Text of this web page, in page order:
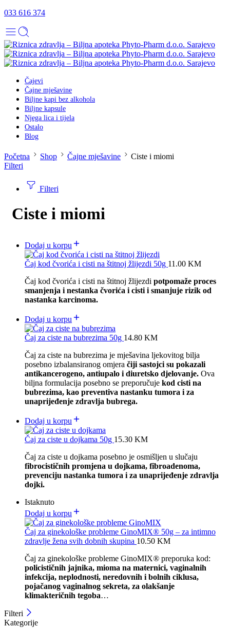
033 616 374
Čajevi
Čajne mješavine
Biljne kapi bez alkohola
Biljne kapsule
Njega lica i tijela
Ostalo
Blog
Početna Shop Čajne mješavine
Ciste i miomi
Filteri
Filteri
Ciste i miomi
Dodaj u korpu
Čaj kod čvorića i cisti na štitnoj žlijezdi 50g 11.00 KM
Čaj kod čvorića i cisti na štitnoj žlijezdi potpomaže proces
smanjenja i nestanka čvorića i cisti i smanjuje rizik od
nastanka karcinoma.
Dodaj u korpu
Čaj za ciste na bubrezima 50g 14.80 KM
Čaj za ciste na bubrezima je mješavina ljekovitog bilja
posebno izbalansiranog omjera čiji sastojci su pokazali
antikancerogeno, antiupalo i diuretsko djelovanje. Ova
biljna formulacija posebno se preporučuje kod cisti na
bubrezima, kao preventiva nastanku tumora i za
unaprijeđenje zdravlja bubrega.
Dodaj u korpu
Čaj za ciste u dojkama 50g 15.30 KM
Čaj za ciste u dojkama posebno je osmišljen u slučaju
fibrocističnih promjena u dojkama, fibroadenoma,
prevenciju nastanka tumora i za unaprijeđenje zdravlja
dojki.
Istaknuto
Dodaj u korpu
Čaj za ginekološke probleme GinoMIX® 50g – za intimno
zdravlje žena svih dobnih skupina 10.50 KM
Čaj za ginekološke probleme GinoMIX® preporuka kod:
policističnih jajnika, mioma na maternici, vaginalnih
infekcija, neplodnosti, neredovnih i bolnih ciklusa,
pojačanog vaginalnog sekreta, za olakšanje
klimakteričnih tegoba…
Filteri
Kategorije